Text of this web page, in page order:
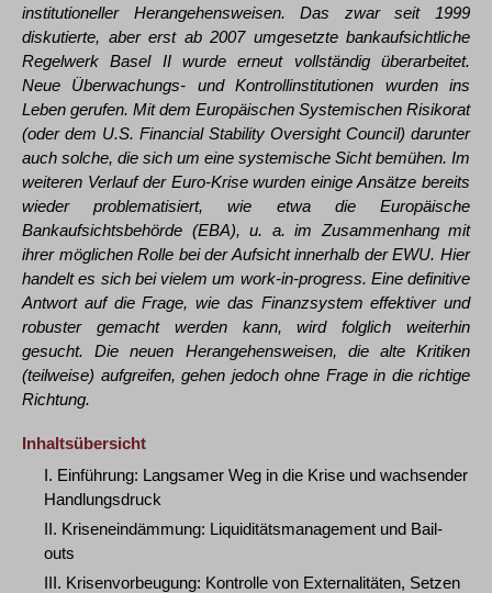
institutioneller Herangehensweisen. Das zwar seit 1999
diskutierte, aber erst ab 2007 umgesetzte bankaufsichtliche
Regelwerk Basel II wurde erneut vollständig überarbeitet.
Neue Überwachungs- und Kontrollinstitutionen wurden ins
Leben gerufen. Mit dem Europäischen Systemischen Risikorat
(oder dem U.S. Financial Stability Oversight Council) darunter
auch solche, die sich um eine systemische Sicht bemühen. Im
weiteren Verlauf der Euro-Krise wurden einige Ansätze bereits
wieder problematisiert, wie etwa die Europäische
Bankaufsichtsbehörde (EBA), u. a. im Zusammenhang mit
ihrer möglichen Rolle bei der Aufsicht innerhalb der EWU. Hier
handelt es sich bei vielem um work-in-progress. Eine definitive
Antwort auf die Frage, wie das Finanzsystem effektiver und
robuster gemacht werden kann, wird folglich weiterhin
gesucht. Die neuen Herangehensweisen, die alte Kritiken
(teilweise) aufgreifen, gehen jedoch ohne Frage in die richtige
Richtung.
Inhaltsübersicht
I. Einführung: Langsamer Weg in die Krise und wachsender
Handlungsdruck
II. Kriseneindämmung: Liquiditätsmanagement und Bail-
outs
III. Krisenvorbeugung: Kontrolle von Externalitäten, Setzen